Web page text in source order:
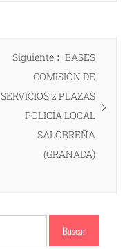
Siguiente
Entrada
siguiente:
BASES
COMISIÓN DE
SERVICIOS 2 PLAZAS
POLICÍA LOCAL
SALOBREÑA
(GRANADA)